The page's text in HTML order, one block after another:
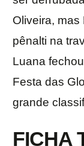
Oliveira,
pênalti na
Luana
Festa das
grande
FICHA